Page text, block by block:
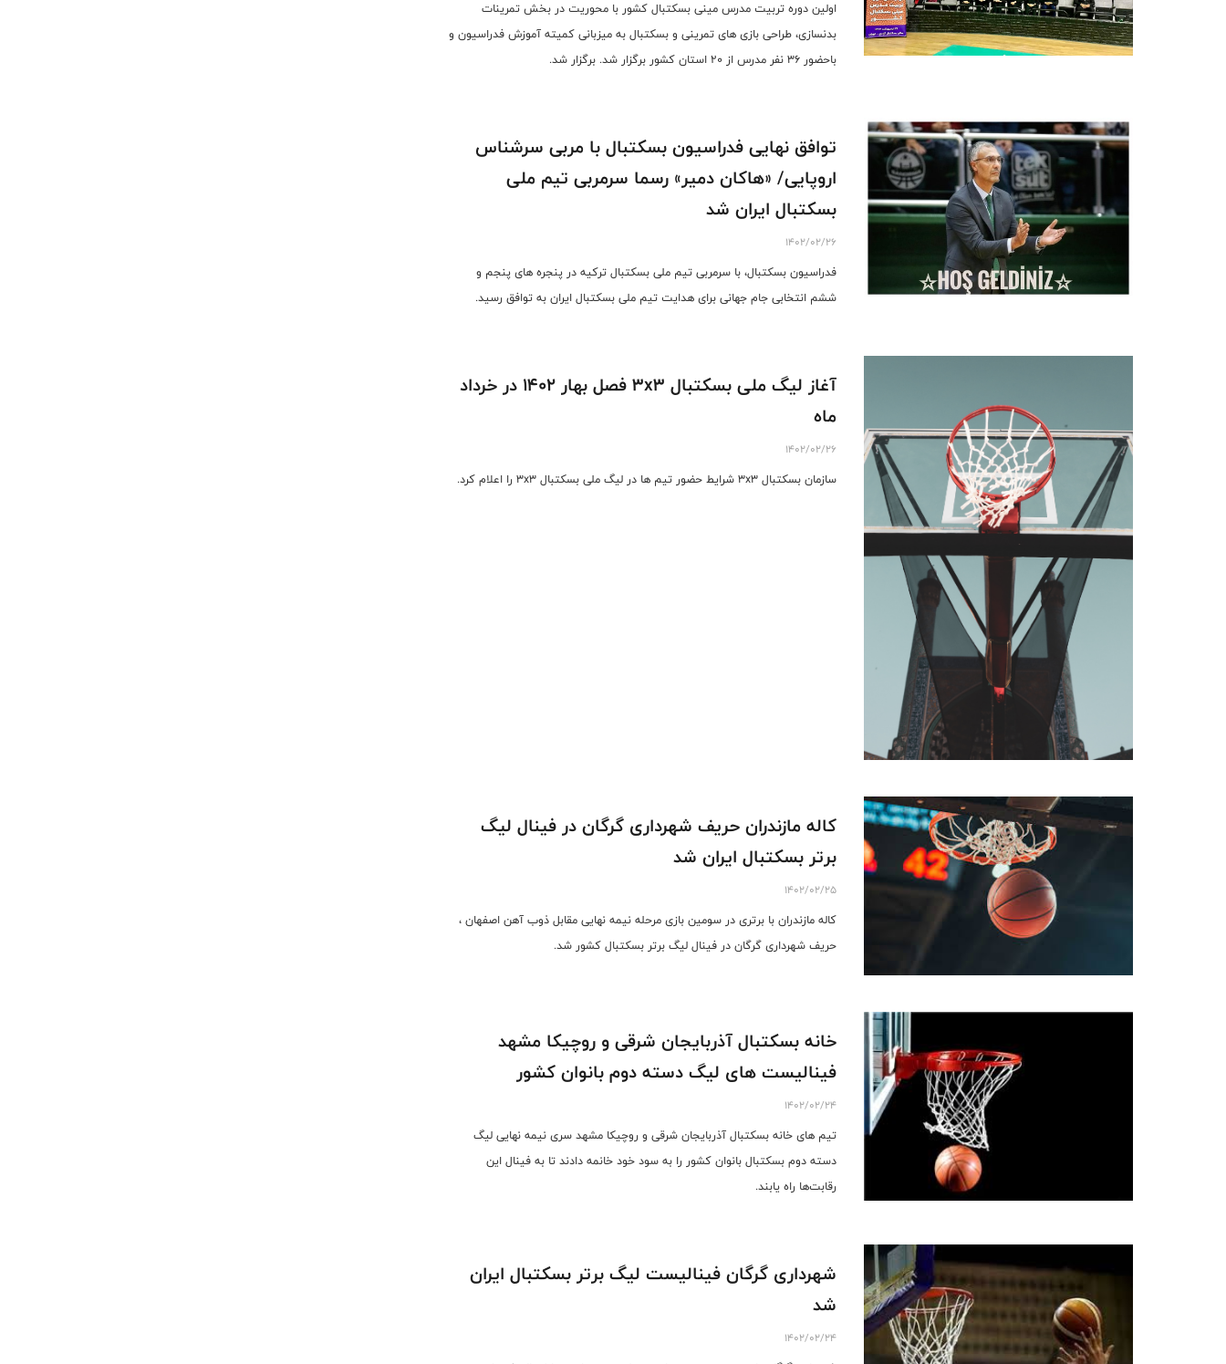
اولین دوره تربیت مدرس مینی بسکتبال کشور با محوریت در بخش تمرینات
بدنسازی، طراحی بازی های تمرینی و بسکتبال به میزبانی کمیته آموزش فدراسیون و
باحضور ۳۶ نفر مدرس از ۲۰ استان کشور برگزار شد. برگزار شد.
توافق نهایی فدراسیون بسکتبال با مربی سرشناس
اروپایی/ «هاکان دمیر» رسما سرمربی تیم ملی
بسکتبال ایران شد
1402/02/26
فدراسیون بسکتبال، با سرمربی تیم ملی بسکتبال ترکیه در پنجره های پنجم و
ششم انتخابی جام جهانی برای هدایت تیم ملی بسکتبال ایران به توافق رسید.
آغاز لیگ ملی بسکتبال 3x3 فصل بهار 1402 در خرداد
ماه
1402/02/26
سازمان بسکتبال 3x3 شرایط حضور تیم ها در لیگ ملی بسکتبال 3x3 را اعلام کرد.
کاله مازندران حریف شهرداری گرگان در فینال لیگ
برتر بسکتبال ایران شد
1402/02/25
کاله مازندران با برتری در سومین بازی مرحله نیمه نهایی مقابل ذوب آهن اصفهان ،
حریف شهرداری گرگان در فینال لیگ برتر بسکتبال کشور شد.
خانه بسکتبال آذربایجان شرقی و روچیکا مشهد
فینالیست های لیگ دسته دوم بانوان کشور
1402/02/24
تیم های خانه بسکتبال آذربایجان شرقی و روچیکا مشهد سری نیمه نهایی لیگ
دسته دوم بسکتبال بانوان کشور را به سود خود خانمه دادند تا به فینال این
رقابت‌ها راه یابند.
شهرداری گرگان فینالیست لیگ برتر بسکتبال ایران
شد
1402/02/24